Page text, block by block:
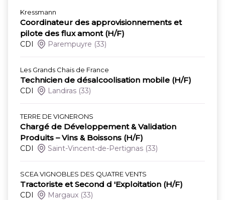
Kressmann
Coordinateur des approvisionnements et
pilote des flux amont (H/F)
CDI Parempuyre (33)
Les Grands Chais de France
Technicien de désalcoolisation mobile (H/F)
CDI Landiras (33)
TERRE DE VIGNERONS
Chargé de Développement & Validation
Produits – Vins & Boissons (H/F)
CDI Saint-Vincent-de-Pertignas (33)
SCEA VIGNOBLES DES QUATRE VENTS
Tractoriste et Second d 'Exploitation (H/F)
CDI Margaux (33)